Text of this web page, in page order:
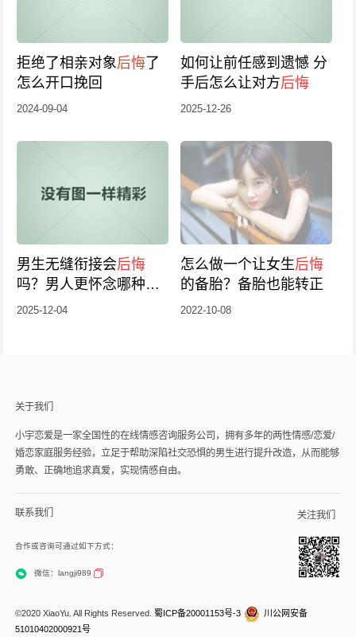
拒绝了相亲对象后悔了
怎么开口挽回
2024-09-04
如何让前任感到遗憾 分
手后怎么让对方后悔
2025-12-26
男生无缝衔接会后悔
吗？男人更怀念哪种前
女友？
2025-12-04
怎么做一个让女生后悔
的备胎？备胎也能转正
2022-10-08
关于我们
小宇恋爱是一家全国性的在线情感咨询服务公司，拥有多年的两性情感/恋爱/
婚恋家庭服务经验，立足于帮助深陷社交恐惧的男生进行提升改造，从而能够
勇敢、正确地追求真爱，实现情感自由。
联系我们
合作或咨询可通过如下方式：
微信：langji989
关注我们
©2020 XiaoYu. All Rights Reserved.蜀ICP备20001153号-3
川公网安备
51010402000921号